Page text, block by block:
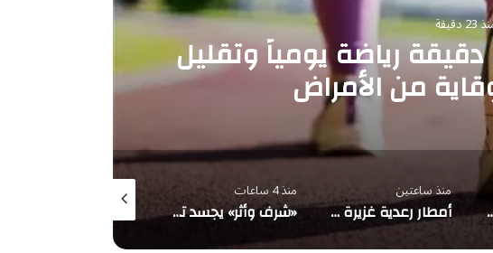
دقيقة
«الخضيري» يوصي بـ 20 دقيقة رياضة يومياً وتقليل
من الأمراض
يرد بعمل عسكري واسع ضد مليشيا الحوثي
منذ ساعتين
أمطار رعدية غزيرة مع برد على جازان وعسير وحرارة شديدة في الرياض والشرقية
منذ 4 ساعات
«شرف وأثر» يجسد تحول السعودية لنموذج عالمي لضيوف الرحمن
منذ 5 ساعات